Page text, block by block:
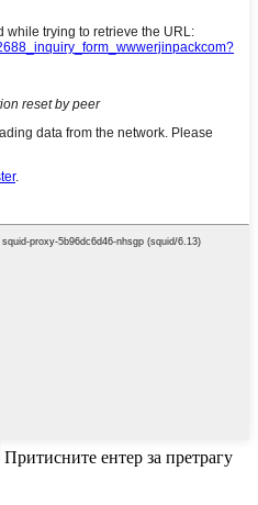
Притисните ентер за претрагу